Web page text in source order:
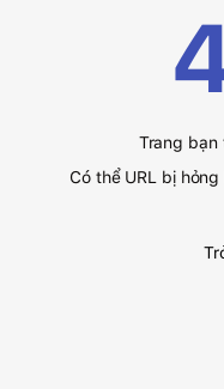
Trang bạn
Có thể URL bị